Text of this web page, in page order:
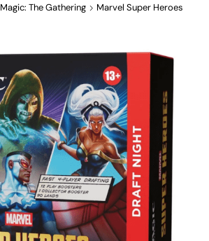
Magic: The Gathering Marvel Super Heroes